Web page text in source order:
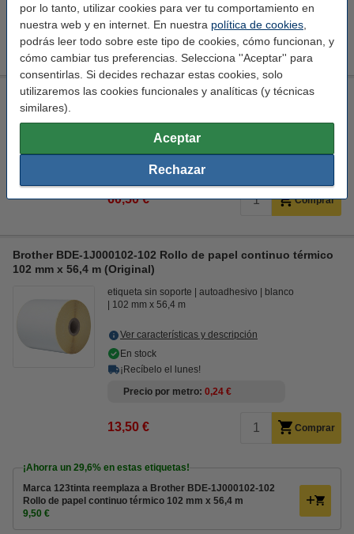
por lo tanto, utilizar cookies para ver tu comportamiento en
nuestra web y en internet. En nuestra política de cookies
podrás leer todo sobre este tipo de cookies, cómo funcionan, y
cómo cambiar tus preferencias. Selecciona ''Aceptar'' para
consentirlas. Si decides rechazar estas cookies, solo
utilizaremos las cookies funcionales y analíticas (y técnicas
similares).
Aceptar
Rechazar
En almacén externo
104,50 € Comprar
Brother PA-LP-002 Despegador de etiquetas
Ver características y descripción
En almacén externo
60,50 € Comprar
Brother BDE-1J000102-102 Rollo de papel continuo térmico
102 mm x 56,4 m (Original)
etiqueta sin soporte autoadhesivo
blanco
102 mm x 56,4 m
Ver características y descripción
En stock
¡Recíbelo el lunes!
Precio por metro 0,24 €
13,50 € Comprar
¡Ahorra un 29,6% en estas etiquetas!
Marca 123tinta reemplaza a Brother BDE-1J000102-102
Rollo de papel continuo térmico 102 mm x 56,4 m
9,50 €